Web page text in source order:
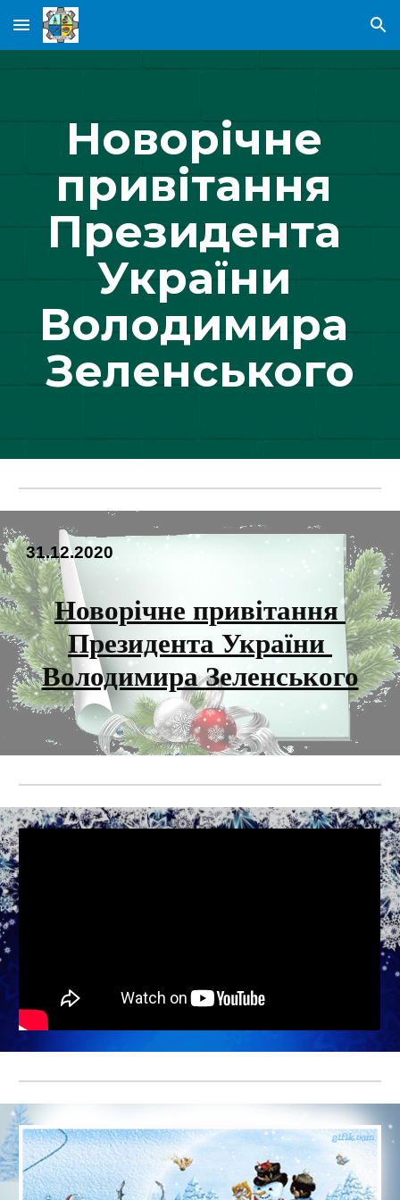
Skip to main content Skip to navigation
Новорічне
привітання
Президента
України
Володимира
Зеленського
31.12.2020
Новорічне привітання
Президента України
Володимира Зеленського